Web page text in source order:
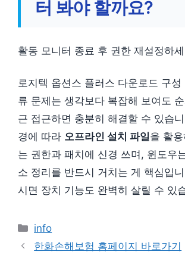
터 봐야 할까요?
활동 모니터 종료 후 권한 재설정하
로지텍 옵션스 플러스 다운로드 구성
류 문제는 생각보다 복잡해 보여도
근 접근하면 충분히 해결할 수 있습
경에 따라 오프라인 설치 파일을 활
는 권한과 패치에 신경 쓰며, 윈도우
소 정리를 반드시 거치는 게 핵심입
시면 장치 기능도 완벽히 살릴 수 있
카
테
info
한화손해보험 홈페이지 바로가기